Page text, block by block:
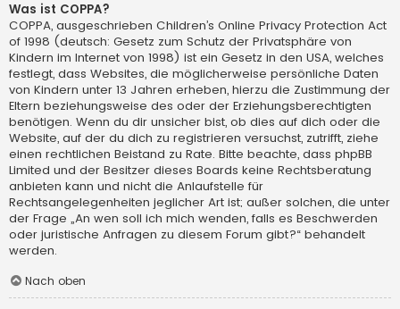
Was ist COPPA?
COPPA, ausgeschrieben Children’s Online Privacy Protection Act
of 1998 (deutsch: Gesetz zum Schutz der Privatsphäre von
Kindern im Internet von 1998) ist ein Gesetz in den USA, welches
festlegt, dass Websites, die möglicherweise persönliche Daten
von Kindern unter 13 Jahren erheben, hierzu die Zustimmung der
Eltern beziehungsweise des oder der Erziehungsberechtigten
benötigen. Wenn du dir unsicher bist, ob dies auf dich oder die
Website, auf der du dich zu registrieren versuchst, zutrifft, ziehe
einen rechtlichen Beistand zu Rate. Bitte beachte, dass phpBB
Limited und der Besitzer dieses Boards keine Rechtsberatung
anbieten kann und nicht die Anlaufstelle für
Rechtsangelegenheiten jeglicher Art ist; außer solchen, die unter
der Frage „An wen soll ich mich wenden, falls es Beschwerden
oder juristische Anfragen zu diesem Forum gibt?“ behandelt
werden.
Nach oben